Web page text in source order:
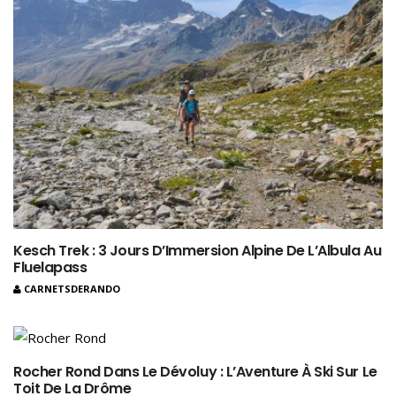
Kesch Trek : 3 Jours D’Immersion Alpine De L’Albula Au
Fluelapass
CARNETSDERANDO
Rocher Rond Dans Le Dévoluy : L’Aventure À Ski Sur Le
Toit De La Drôme